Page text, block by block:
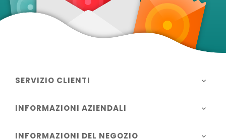
SERVIZIO CLIENTI 
INFORMAZIONI AZIENDALI 
INFORMAZIONI DEL NEGOZIO 